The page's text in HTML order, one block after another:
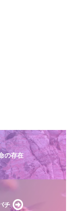
の存在
チ